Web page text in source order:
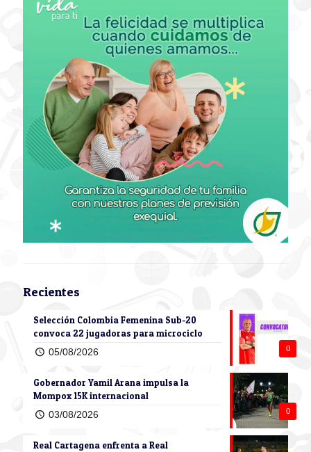
Recientes
0
Selección Colombia Femenina Sub-20
convoca 22 jugadoras para microciclo
05/08/2026
0
Gobernador Yamil Arana impulsa la
Mompox 15K internacional
03/08/2026
Real Cartagena enfrenta a Real